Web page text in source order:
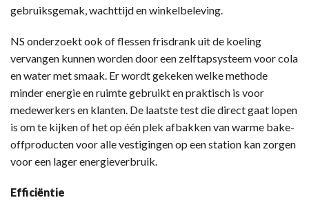
gebruiksgemak, wachttijd en winkelbeleving.
NS onderzoekt ook of flessen frisdrank uit de koeling
vervangen kunnen worden door een zelftapsysteem voor cola
en water met smaak. Er wordt gekeken welke methode
minder energie en ruimte gebruikt en praktisch is voor
medewerkers en klanten. De laatste test die direct gaat lopen
is om te kijken of het op één plek afbakken van warme bake-
offproducten voor alle vestigingen op een station kan zorgen
voor een lager energieverbruik.
Efficiëntie